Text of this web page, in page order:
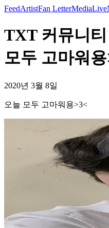
FeedArtistFan LetterMediaLive
TXT 커뮤니
모두 고마워
2020년 3월 8일
오늘 모두 고마워용>3<